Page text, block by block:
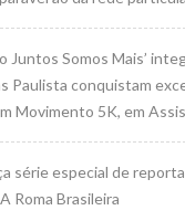
Juntos Somos Mais’
Paulista conquistam
Movimento 5K, em Assis
série especial de
Roma Brasileira